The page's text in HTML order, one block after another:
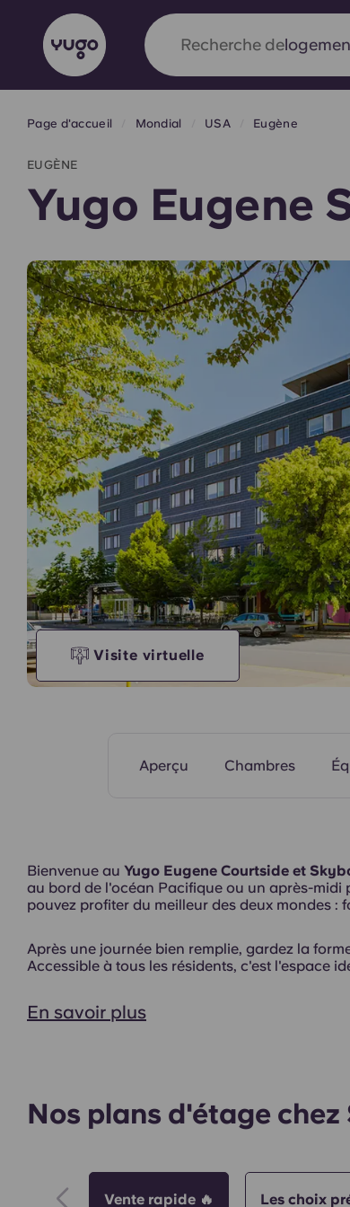
Recherche deville
Yugo x VCARB : À
nouvelle ère pour le
Yugo Le partenariat novateur de [nom
VCARB alimente l'innovation,
inoubliables pour les étudiants.
English (GB) English (US)
Page d'accueil Mondial USA Eugène
EUGÈNE
Yugo Eugene
Visite virtuelle
Modèle d'unité
Aperçu Chambres
Bienvenue au Yugo Eugene Courtside et
au bord de l'océan Pacifique ou un après-midi
pouvez profiter du meilleur des deux mondes :
Après une journée bien remplie, gardez la
Accessible à tous les résidents, c'est l'espace
En savoir plus
Nos plans d'étage chez
Vente rapide 🔥 Les choix